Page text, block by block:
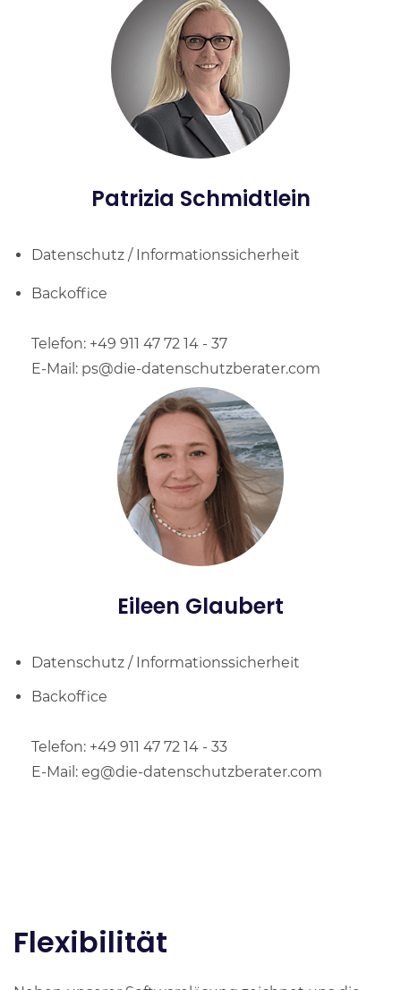
Patrizia Schmidtlein
Datenschutz / Informationssicherheit
Backoffice
Telefon: +49 911 47 72 14 - 37
E-Mail: ps@die-datenschutzberater.com
Eileen Glaubert
Datenschutz / Informationssicherheit
Backoffice
Telefon: +49 911 47 72 14 - 33
E-Mail: eg@die-datenschutzberater.com
Flexibilität